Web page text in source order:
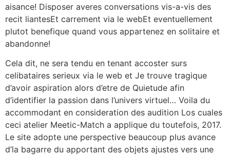
aisance! Disposer averes conversations vis-a-vis des
recit liantesEt carrement via le webEt eventuellement
plutot benefique quand vous appartenez en solitaire et
abandonne!
Cela dit, ne sera tendu en tenant accoster surs
celibataires serieux via le web et Je trouve tragique
d’avoir aspiration alors d’etre de Quietude afin
d’identifier la passion dans l’univers virtuel… Voila du
accommodant en consideration des audition Los cuales
ceci atelier Meetic-Match a applique du toutefois, 2017.
Le site adopte une perspective beaucoup plus avance
d’la bagarre du apportant des objets ajustes vers une